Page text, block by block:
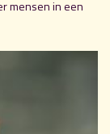
mensen in een